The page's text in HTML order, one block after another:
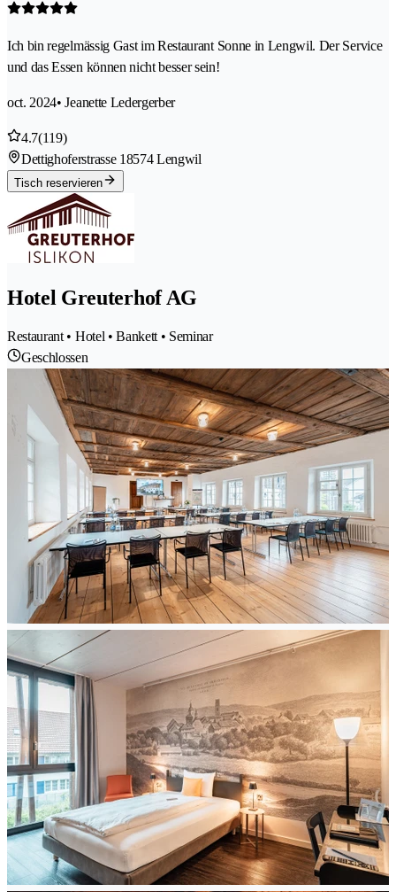
Ich bin regelmässig Gast im Restaurant Sonne in Lengwil. Der Service
und das Essen können nicht besser sein!
oct. 2024• Jeanette Ledergerber
4.7(119)
Dettighoferstrasse 18574 Lengwil
Tisch reservieren
Hotel Greuterhof AG
Restaurant • Hotel • Bankett • Seminar
Geschlossen